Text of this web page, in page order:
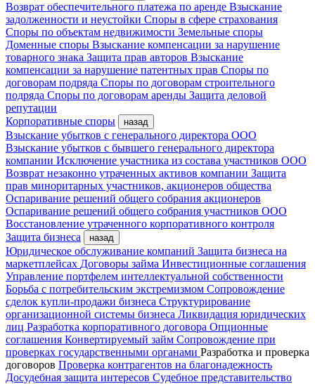
Возврат обеспечительного платежа по аренде Взыскание
задолженности и неустойки Споры в сфере страхования
Споры по объектам недвижимости Земельные споры
Доменные споры Взыскание компенсации за нарушение
товарного знака Защита прав авторов Взыскание
компенсации за нарушение патентных прав Споры по
договорам подряда Споры по договорам строительного
подряда Споры по договорам аренды Защита деловой
репутации
Корпоративные споры
назад
Взыскание убытков с генерального директора ООО
Взыскание убытков с бывшего генерального директора
компании Исключение участника из состава участников ООО
Возврат незаконно утраченных активов компании Защита
прав миноритарных участников, акционеров общества
Оспаривание решений общего собрания акционеров
Оспаривание решений общего собрания участников ООО
Восстановление утраченного корпоративного контроля
Защита бизнеса
назад
Юридическое обслуживание компаний Защита бизнеса на
маркетплейсах Договоры займа Инвестиционные соглашения
Управление портфелем интеллектуальной собственности
Борьба с потребительским экстремизмом Сопровождение
сделок купли-продажи бизнеса Структурирование
организационной системы бизнеса Ликвидация юридических
лиц Разработка корпоративного договора Опционные
соглашения Конвертируемый займ Сопровождение при
проверках государственными органами Разработка и проверка
договоров Проверка контрагентов на благонадежность
Досудебная защита интересов Судебное представительство